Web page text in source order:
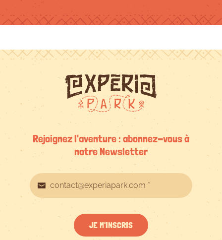
Rejoignez l'aventure : abonnez-vous à
notre Newsletter
JE M'INSCRIS